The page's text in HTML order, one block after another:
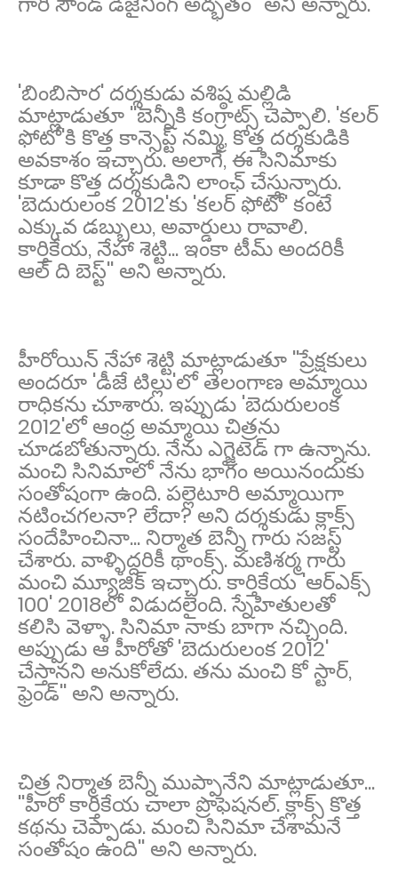
'బింబిసార' దర్శకుడు వశిష్ఠ మల్లిడి
మాట్లాడుతూ ''బెన్నీకి కంగ్రాట్స్ చెప్పాలి. 'కలర్
ఫోటో'కి కొత్త కాన్సెప్ట్ నమ్మి, కొత్త దర్శకుడికి
అవకాశం ఇచ్చారు. అలాగే, ఈ సినిమాకు
కూడా కొత్త దర్శకుడిని లాంఛ్ చేస్తున్నారు.
'బెదురులంక 2012'కు 'కలర్ ఫోటో' కంటే
ఎక్కువ డబ్బులు, అవార్డులు రావాలి.
కార్తికేయ, నేహా శెట్టి... ఇంకా టీమ్ అందరికీ
ఆల్ ది బెస్ట్'' అని అన్నారు.
హీరోయిన్ నేహా శెట్టి మాట్లాడుతూ ''ప్రేక్షకులు
అందరూ 'డీజే టిల్లు'లో తెలంగాణ అమ్మాయి
రాధికను చూశారు. ఇప్పుడు 'బెదురులంక
2012'లో ఆంధ్ర అమ్మాయి చిత్రను
చూడబోతున్నారు. నేను ఎగ్జైటెడ్ గా ఉన్నాను.
మంచి సినిమాలో నేను భాగం అయినందుకు
సంతోషంగా ఉంది. పల్లెటూరి అమ్మాయిగా
నటించగలనా? లేదా? అని దర్శకుడు క్లాక్స్
సందేహించినా... నిర్మాత బెన్నీ గారు సజస్ట్
చేశారు. వాళ్ళిద్దరికీ థాంక్స్. మణిశర్మ గారు
మంచి మ్యూజిక్ ఇచ్చారు. కార్తికేయ 'ఆర్ఎక్స్
100' 2018లో విడుదలైంది. స్నేహితులతో
కలిసి వెళ్ళా. సినిమా నాకు బాగా నచ్చింది.
అప్పుడు ఆ హీరోతో 'బెదురులంక 2012'
చేస్తానని అనుకోలేదు. తను మంచి కో స్టార్,
ఫ్రెండ్'' అని అన్నారు.
చిత్ర నిర్మాత బెన్నీ ముప్పానేని మాట్లాడుతూ...
''హీరో కార్తికేయ చాలా ప్రొఫెషనల్. క్లాక్స్ కొత్త
కథను చెప్పాడు. మంచి సినిమా చేశామనే
సంతోషం ఉంది'' అని అన్నారు.